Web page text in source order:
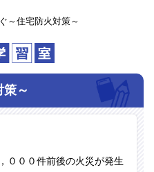
～住宅防火対策～
策～
０００件前後の火災が発生